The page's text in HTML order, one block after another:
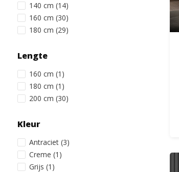
140 cm (14)
160 cm (30)
180 cm (29)
Lengte
160 cm (1)
180 cm (1)
200 cm (30)
Kleur
Antraciet (3)
Creme (1)
Grijs (1)